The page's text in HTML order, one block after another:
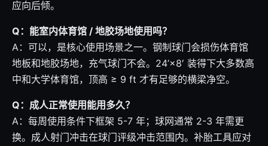
应向后倾。
Q：能室内体育馆 / 地胶场地使用吗？
A：可以，是核心使用场景之一。钢制球门会损伤体育馆
地板和地胶场地，充气球门不会。24’×8′ 装得下大多数高
中和大学体育馆，顶高 ≥ 9 ft 才有足够的横梁净空。
Q：成人正常使用能用多久？
A：每周使用条件下框架 5-7 年；球网通常 2-3 年需更
换。成人射门冲击在球门评级冲击范围内。补胎工具应对